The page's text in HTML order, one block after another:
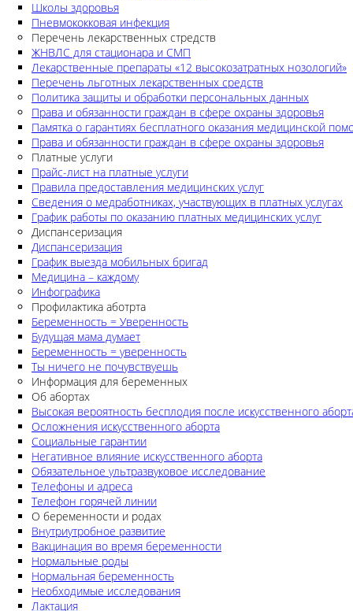
Школы здоровья
Пневмококковая инфекция
Перечень лекарственных стредств
ЖНВЛС для стационара и СМП
Лекарственные препараты «12 высокозатратных нозологий»
Перечень льготных лекарственных средств
Политика защиты и обработки персональных данных
Права и обязанности граждан в сфере охраны здоровья
Памятка о гарантиях бесплатного оказания медицинской
Права и обязанности граждан в сфере охраны здоровья
Платные услуги
Прайс-лист на платные услуги
Правила предоставления медицинских услуг
Сведения о медработниках, участвующих в платных услугах
График работы по оказанию платных медицинских услуг
Диспансеризация
Диспансеризация
График выезда мобильных бригад
Медицина – каждому
Инфографика
Профилактика аботрта
Беременность = Уверенность
Будущая мама думает
Беременность = уверенность
Ты ничего не почувствуешь
Информация для беременных
Об абортах
Высокая вероятность бесплодия после искусственного
Осложнения искусственного аборта
Социальные гарантии
Негативное влияние искусственного аборта
Обязательное ультразвуковое исследование
Телефоны и адреса
Телефон горячей линии
О беременности и родах
Внутриутробное развитие
Вакцинация во время беременности
Нормальные роды
Нормальная беременность
Необходимые исследования
Лактация